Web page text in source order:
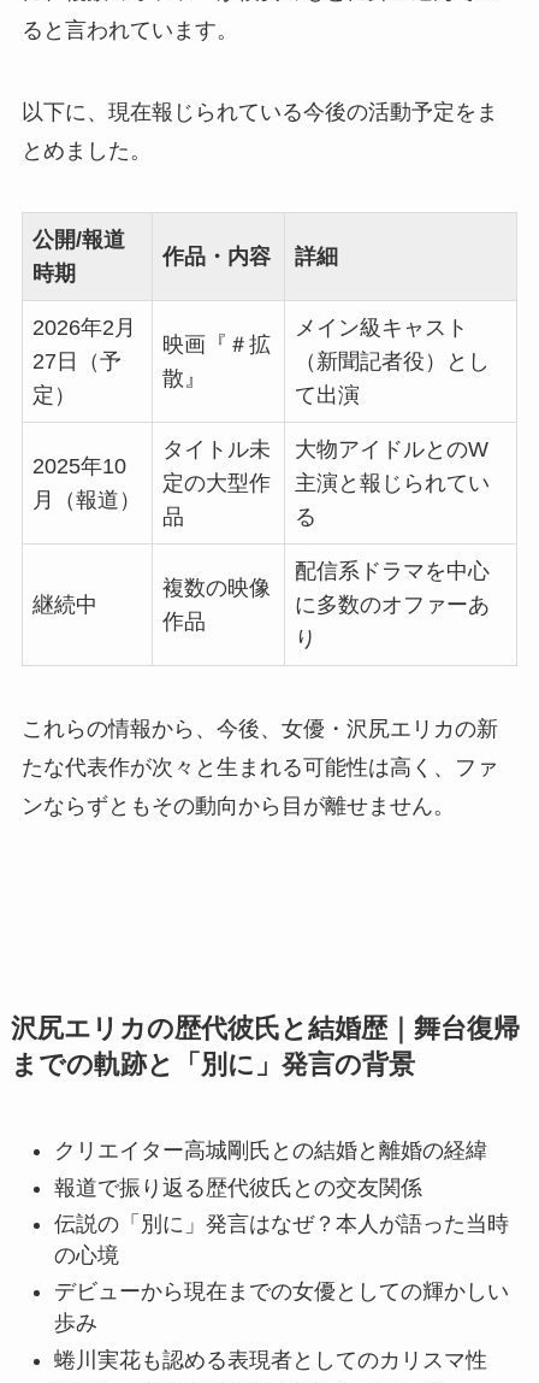
ると言われています。
以下に、現在報じられている今後の活動予定をま
とめました。
公開/報道
時期
作品・内容 詳細
2026年2月
27日（予
定）
映画『＃拡
散』
メイン級キャスト
（新聞記者役）とし
て出演
2025年10
月（報道）
タイトル未
定の大型作
品
大物アイドルとのW
主演と報じられてい
る
継続中
複数の映像
作品
配信系ドラマを中心
に多数のオファーあ
り
これらの情報から、今後、女優・沢尻エリカの新
たな代表作が次々と生まれる可能性は高く、ファ
ンならずともその動向から目が離せません。
沢尻エリカの歴代彼氏と結婚歴｜舞台復帰
までの軌跡と「別に」発言の背景
クリエイター高城剛氏との結婚と離婚の経緯
報道で振り返る歴代彼氏との交友関係
伝説の「別に」発言はなぜ？本人が語った当時
の心境
デビューから現在までの女優としての輝かしい
歩み
蜷川実花も認める表現者としてのカリスマ性